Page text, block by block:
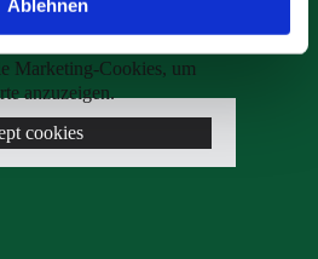
Ablehnen
Marketing-Cookies, um
anzuzeigen.
cookies